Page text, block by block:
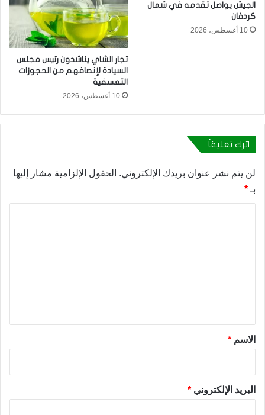
الجيش يواصل تقدمه في شمال
كردفان
10 أغسطس، 2026
​تجار الشاي يناشدون رئيس مجلس
السيادة لإنصافهم من الحجوزات
التعسفية
10 أغسطس، 2026
اترك تعليقاً
لن يتم نشر عنوان بريدك الإلكتروني. الحقول الإلزامية مشار إليها
بـ *
*الاسم *
البريد الإلكتروني *